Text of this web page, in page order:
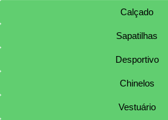
Calçado
Sapatilhas
Desportivo
Chinelos
Vestuário